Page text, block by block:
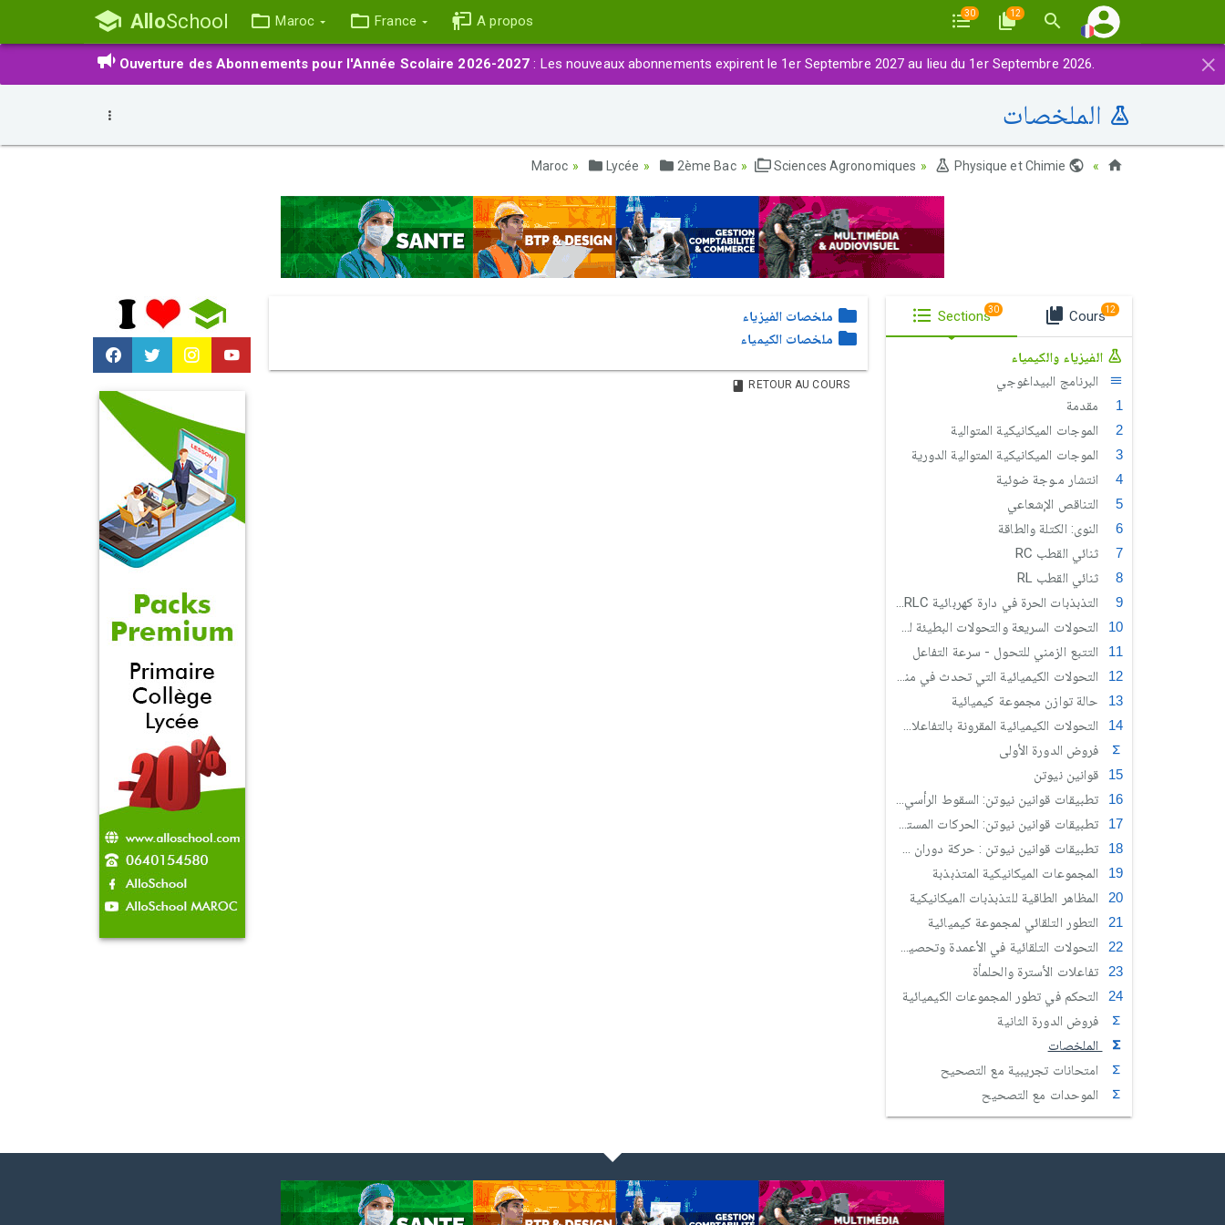
AlloSchool Maroc France A propos 30 12
×
Ouverture des Abonnements pour l'Année Scolaire 2026-2027 : Les nouveaux abonnements expirent le 1er Septembre 2027 au lieu du 1er Septembre 2026.
الملخصات
Lycée 2ème Bac Sciences Agronomiques Physique et Chimie
ملخصات الفيزياء
ملخصات الكيمياء
RETOUR AU COURS
Sections30 Cours12
الفيزياء والكيمياء
البرنامج البيداغوجي
مقدمة
الموجات الميكانيكية المتوالية
الموجات الميكانيكية المتوالية الدورية
انتشار مـوجة ضوئية
التناقص الإشعاعي
النوى: الكتلة والطاقة
ثنائي القطب RC
ثنائي القطب RL
التذبذبات الحرة في دارة كهربائية RLC متوالية
التحولات السريعة والتحولات البطيئة لمجموعة كيميائية
التتبع الزمني للتحول - سرعة التفاعل
التحولات الكيميائية التي تحدث في منحيين
حالة توازن مجموعة كيميائية
التحولات الكيميائية المقرونة بالتفاعلات حمض قاعدة في محلول مائي
فروض الدورة الأولى
قوانين نيوتن
تطبيقات قوانين نيوتن: السقوط الرأسي لجسم صلب
تطبيقات قوانين نيوتن: الحركات المستوية
تطبيقات قوانين نيوتن : حركة دوران جسم صلب حول محور ثابت
المجموعات الميكانيكية المتذبذبة
المظاهر الطاقية للتذبذبات الميكانيكية
التطور التلقائي لمجموعة كيميائية
التحولات التلقائية في الأعمدة وتحصيل الطاقة
تفاعلات الأسترة والحلمأة
التحكم في تطور المجموعات الكيميائية
فروض الدورة الثانية
الملخصات
امتحانات تجريبية مع التصحيح
الموحدات مع التصحيح